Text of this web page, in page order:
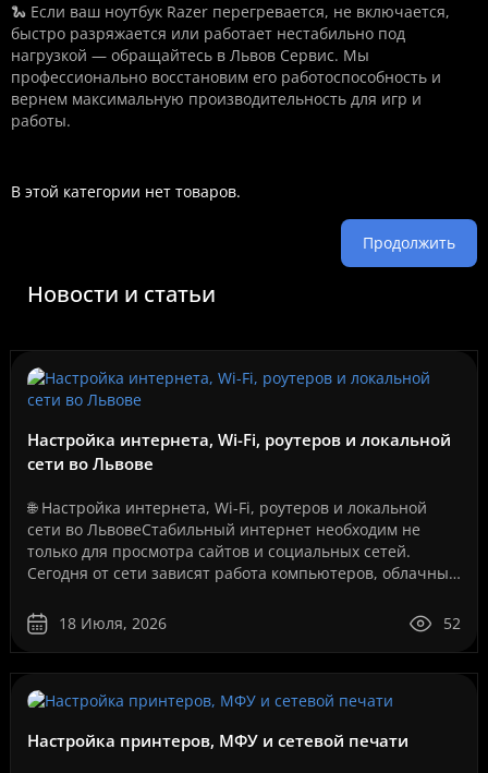
🐍 Если ваш ноутбук Razer перегревается, не включается,
быстро разряжается или работает нестабильно под
нагрузкой — обращайтесь в Львов Сервис. Мы
профессионально восстановим его работоспособность и
вернем максимальную производительность для игр и
работы.
В этой категории нет товаров.
Продолжить
Новости и статьи
Настройка интернета, Wi-Fi, роутеров и локальной
сети во Львове
🌐 Настройка интернета, Wi-Fi, роутеров и локальной
сети во ЛьвовеСтабильный интернет необходим не
только для просмотра сайтов и социальных сетей.
Сегодня от сети зависят работа компьютеров, облачные
18 Июля, 2026
52
Настройка принтеров, МФУ и сетевой печати